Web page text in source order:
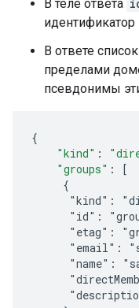
В теле ответа
идентификатор
В ответе
пределами
псевдонимы
{
"kind" :
"groups" :
[
     {
"kind":
      "id": "
      "etag": "
"email":
"name":